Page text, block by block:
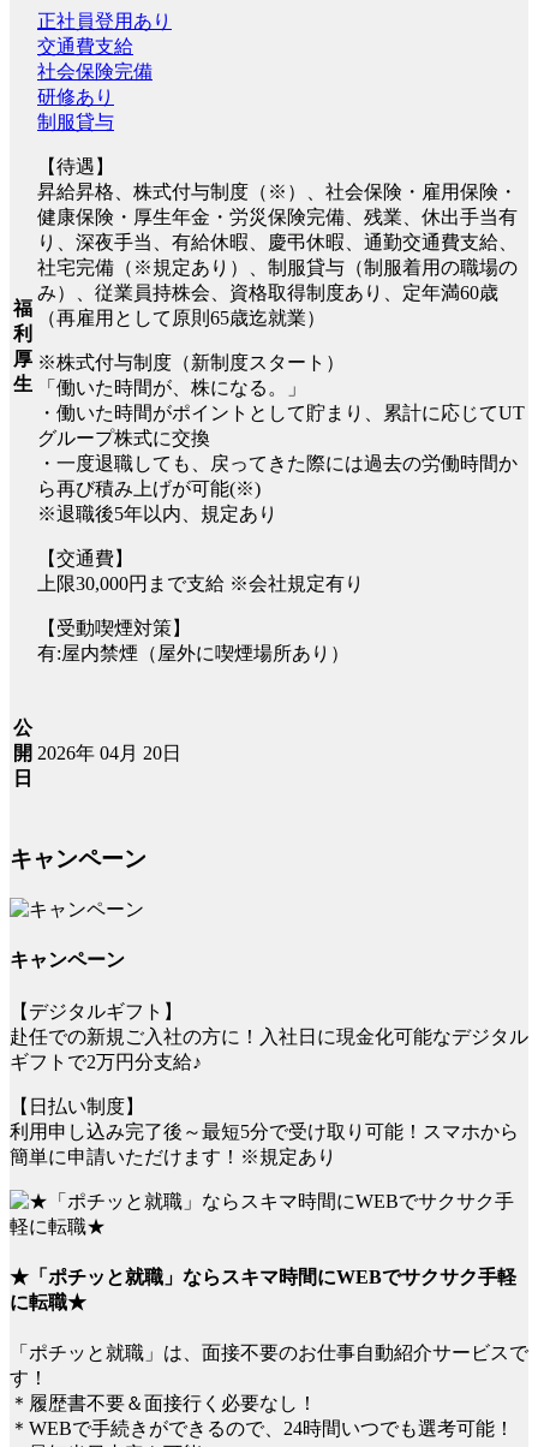
福
利
厚
生
正社員登用あり
交通費支給
社会保険完備
研修あり
制服貸与
【待遇】
昇給昇格、株式付与制度（※）、社会保険・雇用保険・
健康保険・厚生年金・労災保険完備、残業、休出手当有
り、深夜手当、有給休暇、慶弔休暇、通勤交通費支給、
社宅完備（※規定あり）、制服貸与（制服着用の職場の
み）、従業員持株会、資格取得制度あり、定年満60歳
（再雇用として原則65歳迄就業）
※株式付与制度（新制度スタート）
「働いた時間が、株になる。」
・働いた時間がポイントとして貯まり、累計に応じてUT
グループ株式に交換
・一度退職しても、戻ってきた際には過去の労働時間か
ら再び積み上げが可能(※)
※退職後5年以内、規定あり
【交通費】
上限30,000円まで支給 ※会社規定有り
【受動喫煙対策】
有:屋内禁煙（屋外に喫煙場所あり）
公
開
日
2026年 04月 20日
キャンペーン
キャンペーン
【デジタルギフト】
赴任での新規ご入社の方に！入社日に現金化可能なデジタル
ギフトで2万円分支給♪
【日払い制度】
利用申し込み完了後～最短5分で受け取り可能！スマホから
簡単に申請いただけます！※規定あり
★「ポチッと就職」ならスキマ時間にWEBでサクサク手軽
に転職★
「ポチッと就職」は、面接不要のお仕事自動紹介サービスで
す！
＊履歴書不要＆面接行く必要なし！
＊WEBで手続きができるので、24時間いつでも選考可能！